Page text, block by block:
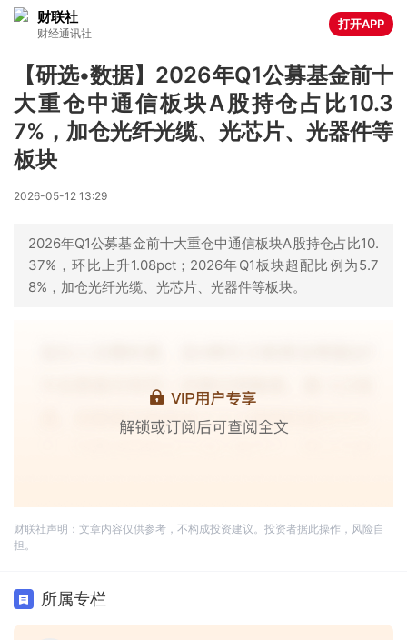
财联社
财经通讯社
打开APP
【研选•数据】2026年Q1公募基金前十
大重仓中通信板块A股持仓占比10.3
7%，加仓光纤光缆、光芯片、光器件等
板块
2026-05-12 13:29
2026年Q1公募基金前十大重仓中通信板块A股持仓占比10.
37%，环比上升1.08pct；2026年Q1板块超配比例为5.7
8%，加仓光纤光缆、光芯片、光器件等板块。
财联社声明：文章内容仅供参考，不构成投资建议。投资者据此操作，风险自
担。
所属专栏